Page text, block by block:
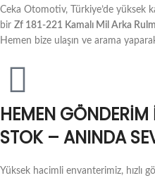
Ceka Otomotiv, Türkiye’de yüksek
bir Zf 181-221 Kamalı Mil Arka
Hemen bize ulaşın ve arama
HEMEN
STOK – ANINDA
Yüksek hacimli envanterimiz, hızlı